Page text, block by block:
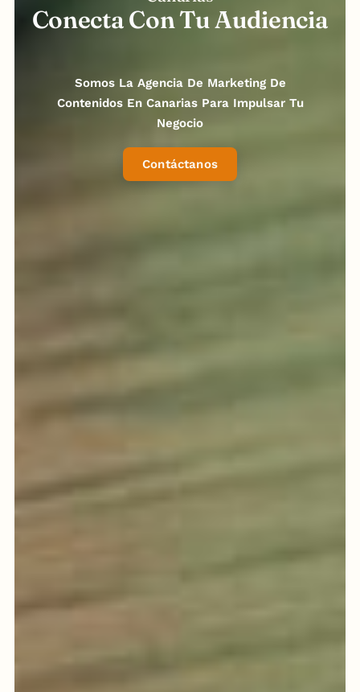
Conecta Con Tu Audiencia
Somos La Agencia De Marketing De
Contenidos En Canarias Para Impulsar Tu
Negocio
Contáctanos